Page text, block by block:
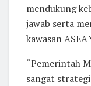
mendukung
jawab serta
kawasan
“Pemerintah
sangat